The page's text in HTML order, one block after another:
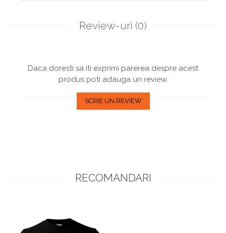
Review-uri (0)
Daca doresti sa iti exprimi parerea despre acest
produs poti adauga un review.
SCRIE UN REVIEW
RECOMANDARI